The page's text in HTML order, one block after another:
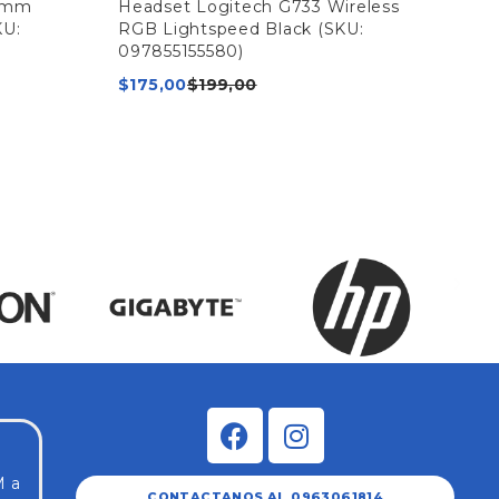
Headset Logitech G733 Wireless
RGB Lightspeed Black (SKU:
097855155580)
$199,00
$175,00
a